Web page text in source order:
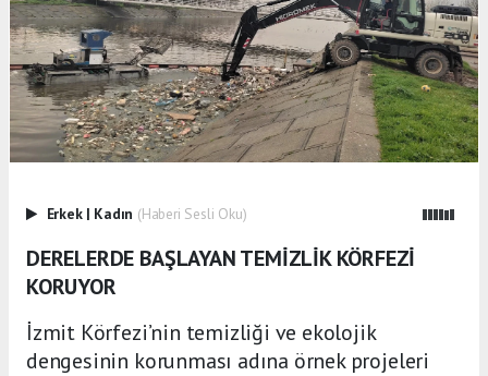
Erkek | Kadın (Haberi Sesli Oku)
DERELERDE BAŞLAYAN TEMİZLİK KÖRFEZİ
KORUYOR
İzmit Körfezi’nin temizliği ve ekolojik
dengesinin korunması adına örnek projeleri